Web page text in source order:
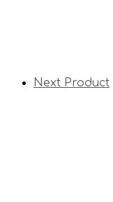
Next Product